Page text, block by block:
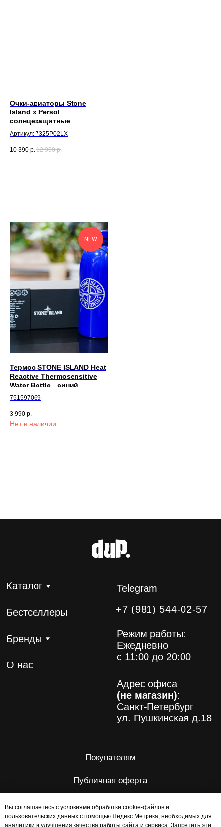
NEW
Термос STONE ISLAND Heat
Reactive Thermosensitive
Water Bottle - синий
751597069
3 990 р.
Нет в наличии
Очки-авиаторы Stone
Island x Persol
солнцезащитные
Артикул: 7325P02LX
10 390 р. 12 990 р.
Вы соглашаетесь с условиями обработки cookie-файлов и
пользовательских данных с помощью Яндекс.Метрика, необходимых для
аналитики и улучшения качества работы сайта и сервиса. Запретить эти
+7 (981) 544-02-57
Бестселлеры
Бренды
О нас
Каталог
(не магазин)
ул. Пушкинская д.18
Режим работы: